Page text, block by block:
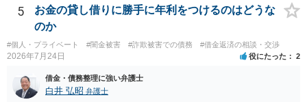
を起こす必要はないかと思います。
5
お金の貸し借りに勝手に年利をつけるのはどうな
のか
#個人・プライベート #闇金被害 #詐欺被害での債務 #借金返済の相談・交渉
2026年7月24日 役にたった 2
借金・債務整理に強い弁護士
白井 弘昭 弁護士